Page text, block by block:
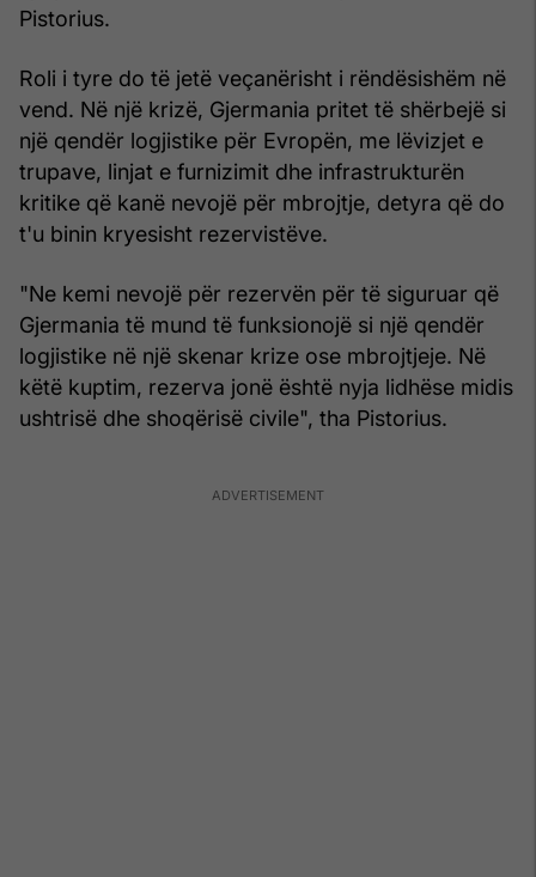
Pistorius.
Roli i tyre do të jetë veçanërisht i rëndësishëm në
vend. Në një krizë, Gjermania pritet të shërbejë si
një qendër logjistike për Evropën, me lëvizjet e
trupave, linjat e furnizimit dhe infrastrukturën
kritike që kanë nevojë për mbrojtje, detyra që do
t'u binin kryesisht rezervistëve.
"Ne kemi nevojë për rezervën për të siguruar që
Gjermania të mund të funksionojë si një qendër
logjistike në një skenar krize ose mbrojtjeje. Në
këtë kuptim, rezerva jonë është nyja lidhëse midis
ushtrisë dhe shoqërisë civile", tha Pistorius.